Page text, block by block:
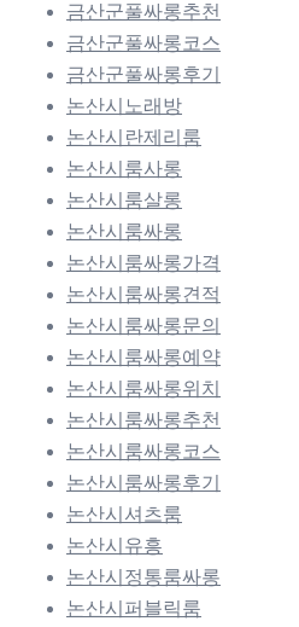
금산군풀싸롱추천
금산군풀싸롱코스
금산군풀싸롱후기
논산시노래방
논산시란제리룸
논산시룸사롱
논산시룸살롱
논산시룸싸롱
논산시룸싸롱가격
논산시룸싸롱견적
논산시룸싸롱문의
논산시룸싸롱예약
논산시룸싸롱위치
논산시룸싸롱추천
논산시룸싸롱코스
논산시룸싸롱후기
논산시셔츠룸
논산시유흥
논산시정통룸싸롱
논산시퍼블릭룸